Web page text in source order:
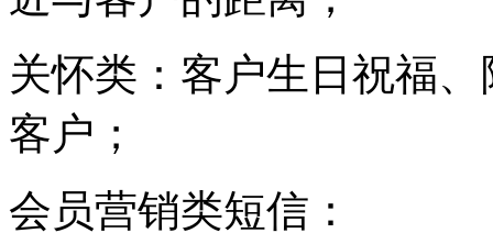
关怀类：客户生日祝福
客户；
会员营销类短信：